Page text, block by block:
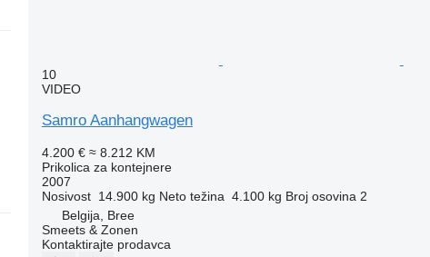
10
VIDEO
Samro Aanhangwagen
4.200 € ≈ 8.212 KM
Prikolica za kontejnere
2007
Nosivost 14.900 kg Neto težina 4.100 kg Broj osovina 2
Belgija, Bree
Smeets & Zonen
Kontaktirajte prodavca